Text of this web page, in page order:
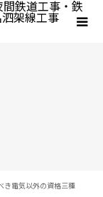
き電気以外の資格三種